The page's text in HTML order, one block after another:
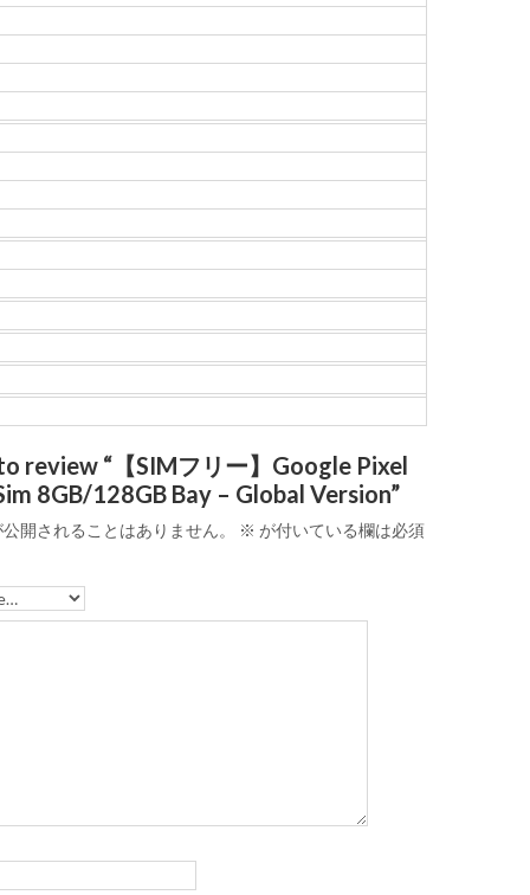
review “【SIMフリー】Google Pixel
8GB/128GB Bay – Global Version”
開されることはありません。 ※ が付いている欄は必須